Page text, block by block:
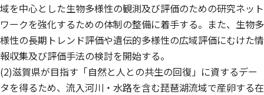
域を中心とした生物多様性の観測及び評価のための研究ネット
ワークを強化するための体制の整備に着手する。また、生物多
様性の長期トレンド評価や遺伝的多様性の広域評価にむけた情
報収集及び評価手法の検討を開始する。
(2)滋賀県が目指す「自然と人との共生の回復」に資するデー
タを得るため、流入河川・水路を含む琵琶湖流域で産卵する在